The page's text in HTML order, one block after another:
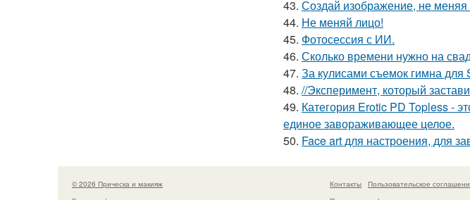
43. Создай изображение, не
44. Не меняй лицо!
45. Фотосессия с ИИ.
46. Сколько времени нужно на
47. За кулисами съемок гимна для
48. //Эксперимент, который
49. Категория Erotic PD Topless -
единое завораживающее целое.
50. Face art для настроения, для
© 2026 Прическа и макияж Контакты
Пользовательское